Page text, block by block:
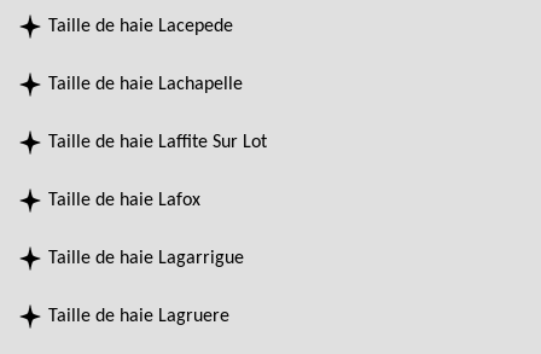
Taille de haie Lacepede
Taille de haie Lachapelle
Taille de haie Laffite Sur Lot
Taille de haie Lafox
Taille de haie Lagarrigue
Taille de haie Lagruere